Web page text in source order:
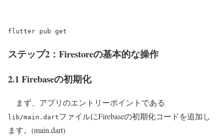
flutter pub get
ステップ2：Firestoreの基本的な操作
2.1 Firebaseの初期化
まず、アプリのエントリーポイントである
lib/main.dartファイルにFirebaseの初期化コードを追加し
ます。(main.dart)